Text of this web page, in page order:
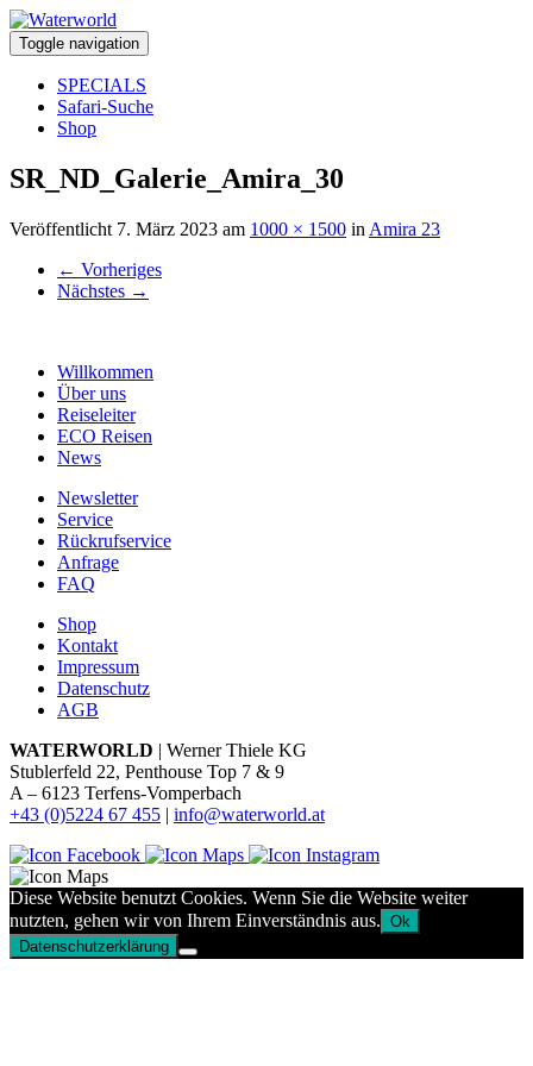
Toggle navigation
SPECIALS
Safari-Suche
Shop
SR_ND_Galerie_Amira_30
Veröffentlicht 7. März 2023 am 1000 × 1500 in Amira 23
← Vorheriges
Nächstes →
Willkommen
Über uns
Reiseleiter
ECO Reisen
News
Newsletter
Service
Rückrufservice
Anfrage
FAQ
Shop
Kontakt
Impressum
Datenschutz
AGB
WATERWORLD | Werner Thiele KG
Stublerfeld 22, Penthouse Top 7 & 9
A – 6123 Terfens-Vomperbach
+43 (0)5224 67 455 | info@waterworld.at
Diese Website benutzt Cookies. Wenn Sie die Website weiter
nutzten, gehen wir von Ihrem Einverständnis aus. Ok
Datenschutzerklärung